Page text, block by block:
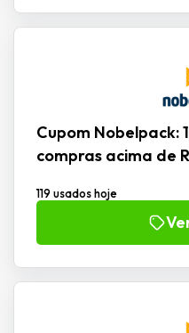
Cupom Nobelpack:
compras acima de
119 usados hoje